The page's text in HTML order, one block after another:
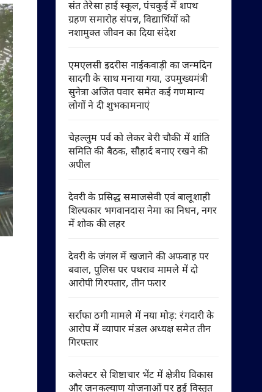
संत तेरेसा हाई स्कूल, पंचकुई में शपथ
ग्रहण समारोह संपन्न, विद्यार्थियों को
नशामुक्त जीवन का दिया संदेश
एमएलसी इदरीस नाईकवाड़ी का जन्मदिन
सादगी के साथ मनाया गया, उपमुख्यमंत्री
सुनेत्रा अजित पवार समेत कई गणमान्य
लोगों ने दी शुभकामनाएं
चेहल्लुम पर्व को लेकर बेरी चौकी में शांति
समिति की बैठक, सौहार्द बनाए रखने की
अपील
देवरी के प्रसिद्ध समाजसेवी एवं बालूशाही
शिल्पकार भगवानदास नेमा का निधन, नगर
में शोक की लहर
देवरी के जंगल में खजाने की अफवाह पर
बवाल, पुलिस पर पथराव मामले में दो
आरोपी गिरफ्तार, तीन फरार
सर्राफा ठगी मामले में नया मोड़: रंगदारी के
आरोप में व्यापार मंडल अध्यक्ष समेत तीन
गिरफ्तार
कलेक्टर से शिष्टाचार भेंट में क्षेत्रीय विकास
और जनकल्याण योजनाओं पर हुई विस्तृत